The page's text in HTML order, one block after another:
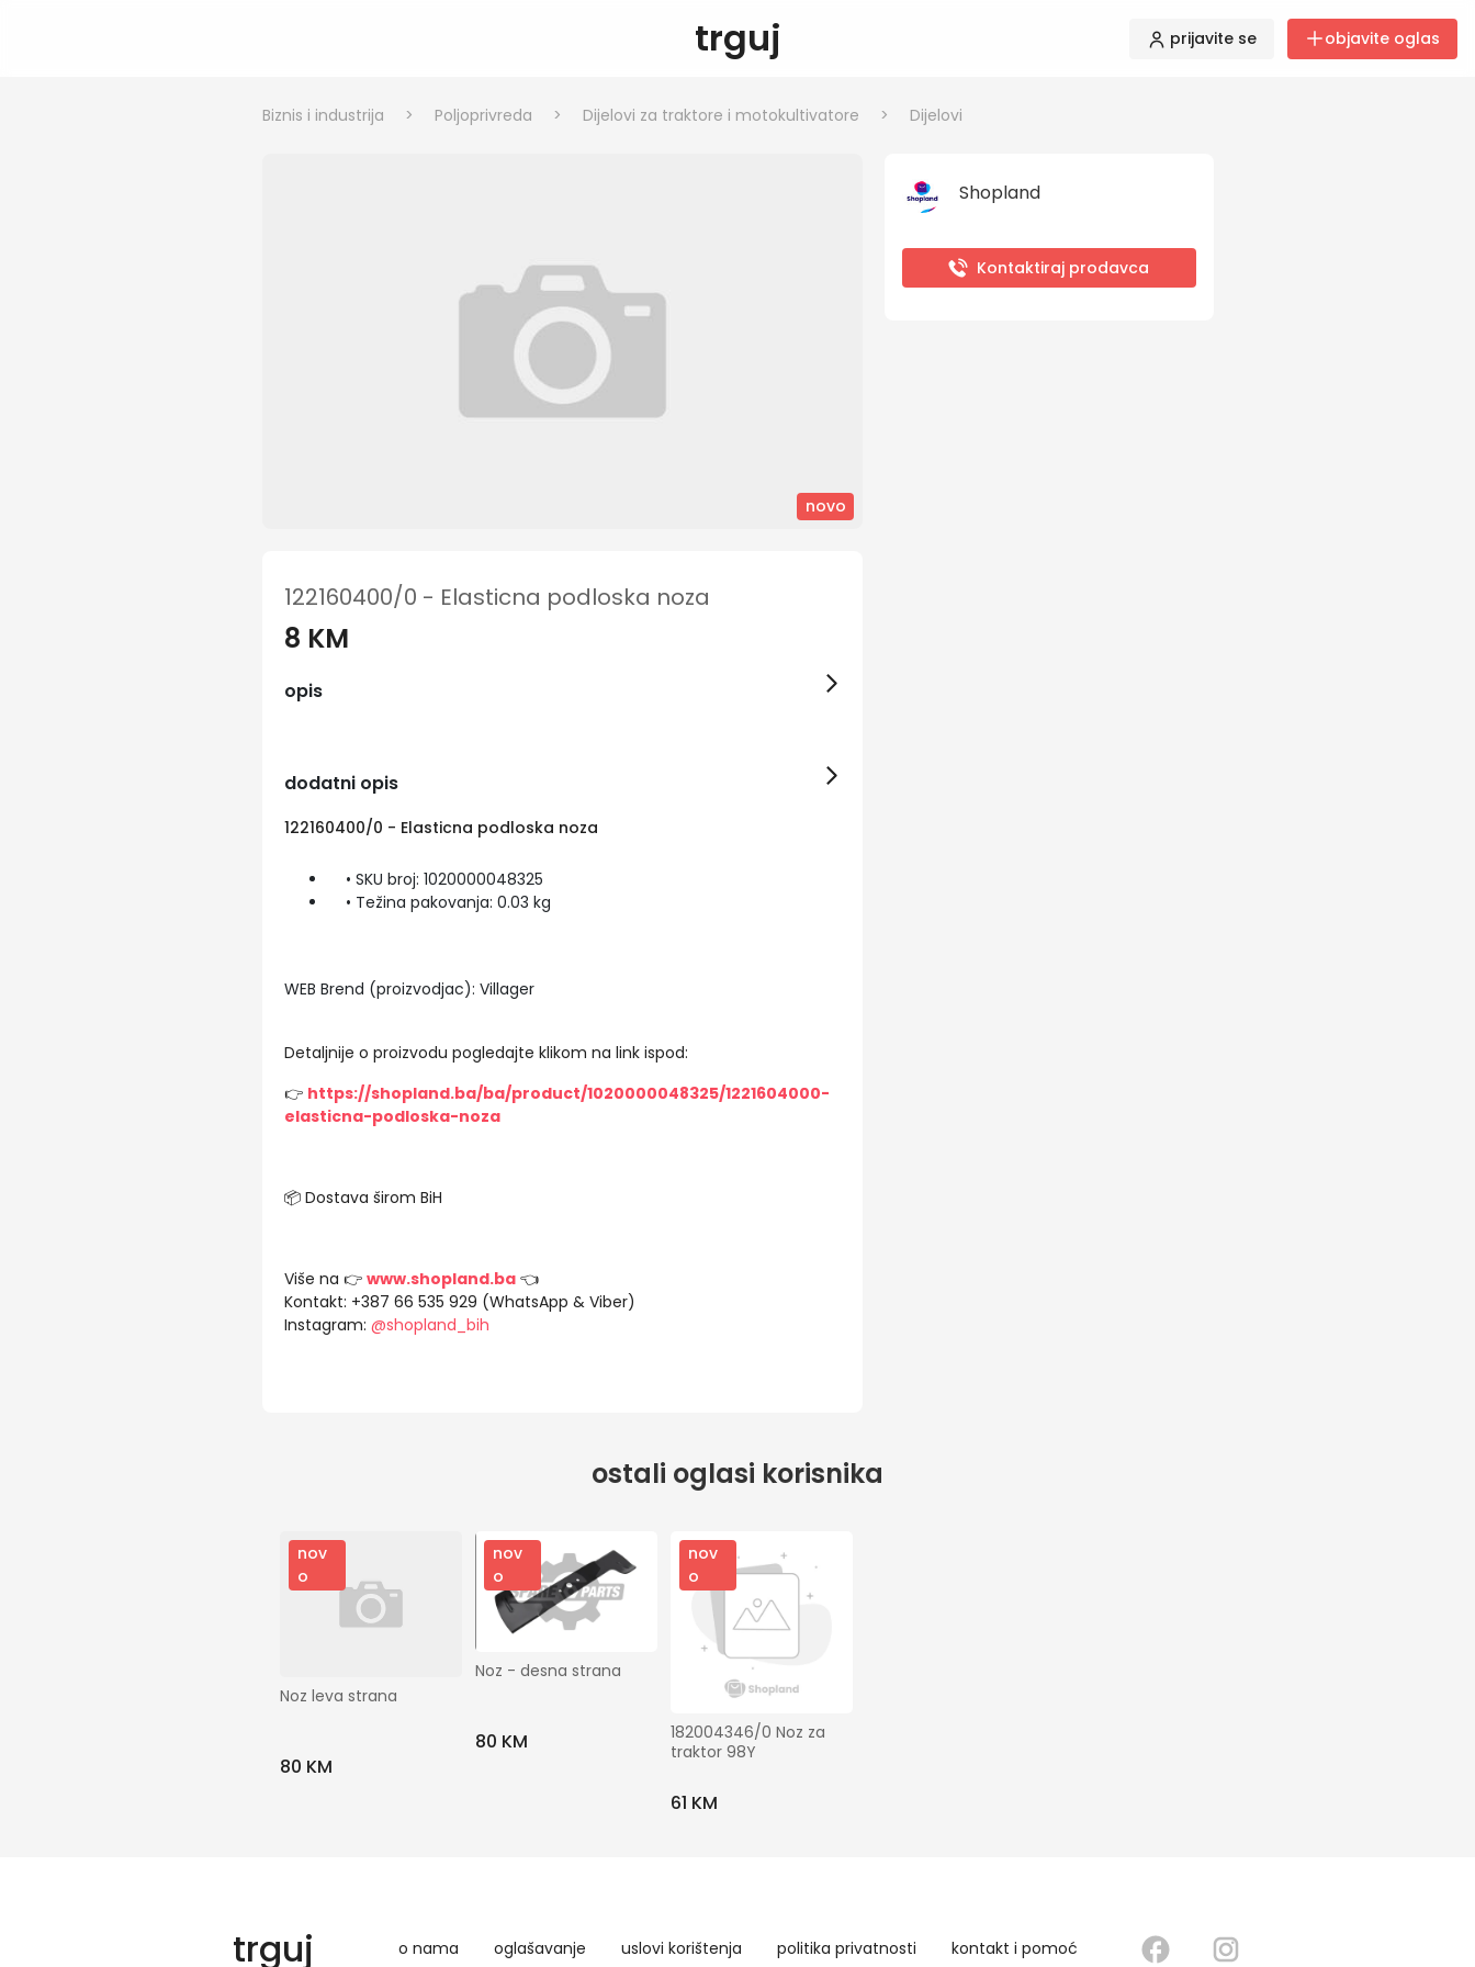
trguj prijavite se objavite oglas
Biznis i industrija > Poljoprivreda > Dijelovi za traktore i motokultivatore > Dijelovi
novo
122160400/0 - Elasticna podloska noza
8 KM
opis
dodatni opis
122160400/0 - Elasticna podloska noza
• SKU broj: 1020000048325
• Težina pakovanja: 0.03 kg
WEB Brend (proizvodjac): Villager
Detaljnije o proizvodu pogledajte klikom na link ispod:
👉 https://shopland.ba/ba/product/1020000048325/1221604000-
elasticna-podloska-noza
📦 Dostava širom BiH
Više na 👉 www.shopland.ba👈
Kontakt: +387 66 535 929 (WhatsApp & Viber)
Instagram: @shopland_bih
Shopland
Kontaktiraj prodavca
ostali oglasi korisnika
nov
o
Noz leva strana
80 KM
nov
o
Noz - desna strana
80 KM
nov
o
182004346/0 Noz za
traktor 98Y
61 KM
trguj o nama oglašavanje uslovi korištenja politika privatnosti kontakt i pomoć